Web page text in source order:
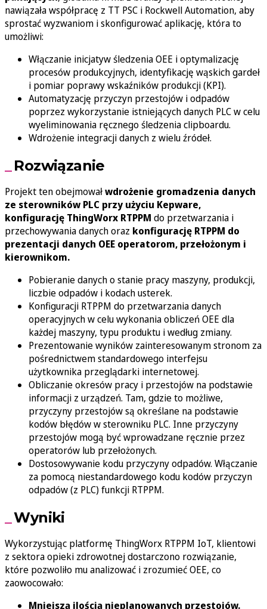
nawiązała współpracę z TT PSC i Rockwell Automation, aby
sprostać wyzwaniom i skonfigurować aplikację, która to
umożliwi:
Włączanie inicjatyw śledzenia OEE i optymalizację
procesów produkcyjnych, identyfikację wąskich gardeł
i pomiar poprawy wskaźników produkcji (KPI).
Automatyzację przyczyn przestojów i odpadów
poprzez wykorzystanie istniejących danych PLC w celu
wyeliminowania ręcznego śledzenia clipboardu.
Wdrożenie integracji danych z wielu źródeł.
Rozwiązanie
Projekt ten obejmowałwdrożenie gromadzenia danych
ze sterowników PLC przy użyciu Kepware,
konfigurację ThingWorx RTPPM do przetwarzania i
przechowywania danych oraz konfigurację RTPPM do
prezentacji danych OEE operatorom, przełożonym i
kierownikom.
Pobieranie danych o stanie pracy maszyny, produkcji,
liczbie odpadów i kodach usterek.
Konfiguracji RTPPM do przetwarzania danych
operacyjnych w celu wykonania obliczeń OEE dla
każdej maszyny, typu produktu i według zmiany.
Prezentowanie wyników zainteresowanym stronom za
pośrednictwem standardowego interfejsu
użytkownika przeglądarki internetowej.
Obliczanie okresów pracy i przestojów na podstawie
informacji z urządzeń. Tam, gdzie to możliwe,
przyczyny przestojów są określane na podstawie
kodów błędów w sterowniku PLC. Inne przyczyny
przestojów mogą być wprowadzane ręcznie przez
operatorów lub przełożonych.
Dostosowywanie kodu przyczyny odpadów. Włączanie
za pomocą niestandardowego kodu kodów przyczyn
odpadów (z PLC) funkcji RTPPM.
Wyniki
Wykorzystując platformę ThingWorx RTPPM IoT, klientowi
z sektora opieki zdrowotnej dostarczono rozwiązanie,
które pozwoliło mu analizować i zrozumieć OEE, co
zaowocowało:
Mniejszą ilością nieplanowanych przestojów.